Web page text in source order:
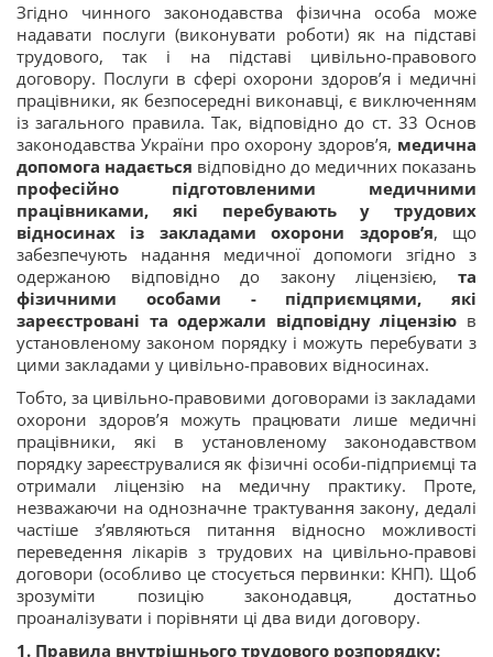
Згідно чинного законодавства фізична особа може
надавати послуги (виконувати роботи) як на підставі
трудового, так і на підставі цивільно-правового
договору. Послуги в сфері охорони здоров’я і медичні
працівники, як безпосередні виконавці, є виключенням
із загального правила. Так, відповідно до ст. 33 Основ
законодавства України про охорону здоров’я, медична
допомога надається відповідно до медичних показань
професійно підготовленими медичними
працівниками, які перебувають у трудових
відносинах із закладами охорони здоров’я, що
забезпечують надання медичної допомоги згідно з
одержаною відповідно до закону ліцензією, та
фізичними особами - підприємцями, які
зареєстровані та одержали відповідну ліцензію в
установленому законом порядку і можуть перебувати з
цими закладами у цивільно-правових відносинах.
Тобто, за цивільно-правовими договорами із закладами
охорони здоров’я можуть працювати лише медичні
працівники, які в установленому законодавством
порядку зареєструвалися як фізичні особи-підприємці та
отримали ліцензію на медичну практику. Проте,
незважаючи на однозначне трактування закону, дедалі
частіше з’являються питання відносно можливості
переведення лікарів з трудових на цивільно-правові
договори (особливо це стосується первинки: КНП). Щоб
зрозуміти позицію законодавця, достатньо
проаналізувати і порівняти ці два види договору.
1. Правила внутрішнього трудового розпорядку: